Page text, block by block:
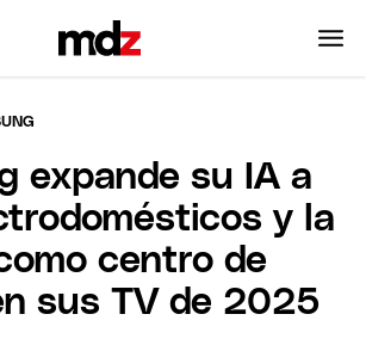
expande su IA a
y la
centro de
sus TV de 2025